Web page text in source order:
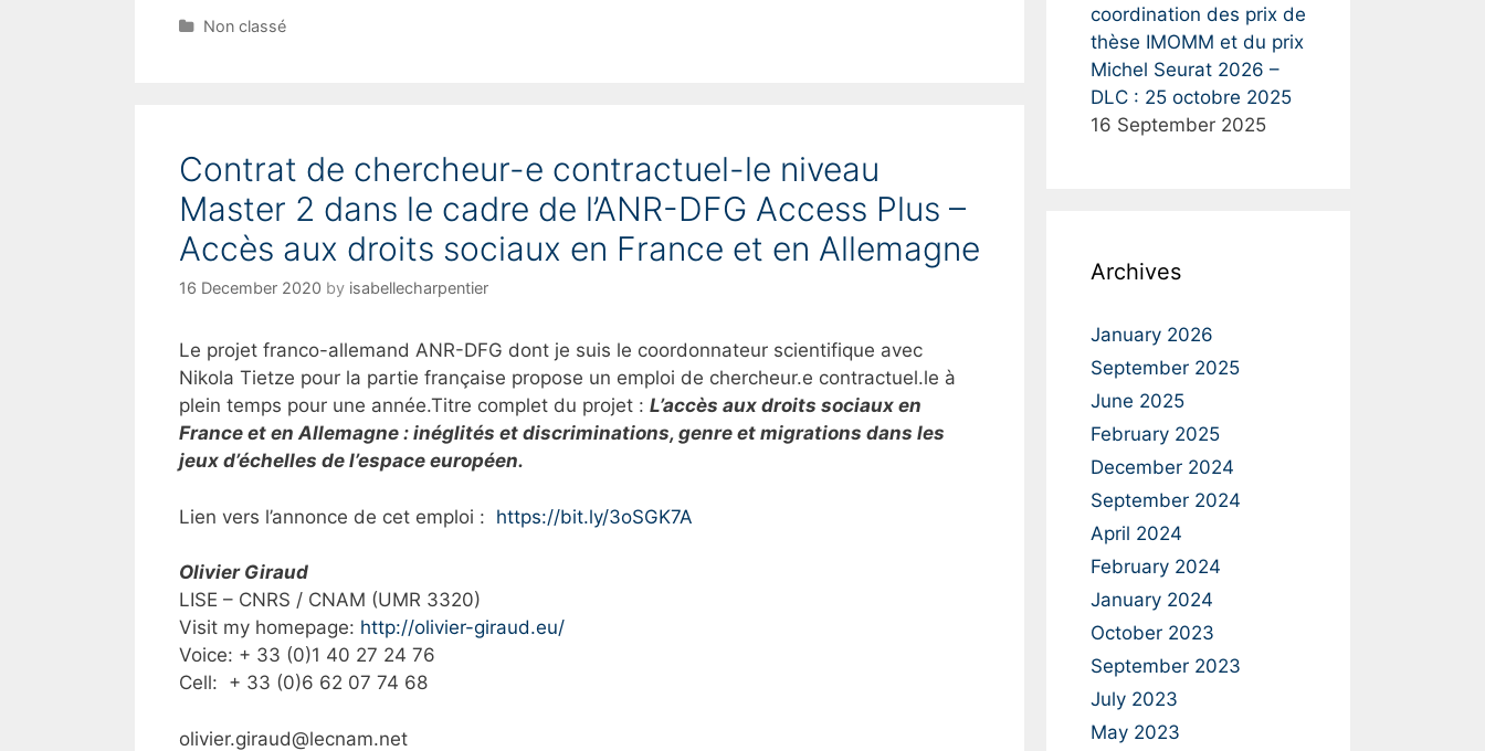
C
r
e
Non classé
Contrat de chercheur-e contractuel-le niveau
Master 2 dans le cadre de l’ANR-DFG Access Plus –
Accès aux droits sociaux en France et en Allemagne
16 December 2020 by isabellecharpentier
Le projet franco-allemand ANR-DFG dont je suis le coordonnateur scientifique avec
Nikola Tietze pour la partie française propose un emploi de chercheur.e contractuel.le à
plein temps pour une année.Titre complet du projet : L’accès aux droits sociaux en
France et en Allemagne : inéglités et discriminations, genre et migrations dans les
jeux d’échelles de l’espace européen.
Lien vers l’annonce de cet emploi : https://bit.ly/3oSGK7A
Olivier Giraud
LISE – CNRS / CNAM (UMR 3320)
Visit my homepage: http://olivier-giraud.eu/
Voice: + 33 (0)1 40 27 24 76
Cell: + 33 (0)6 62 07 74 68
olivier.giraud@lecnam.net
coordination des prix de
thèse IMOMM et du prix
Michel Seurat 2026 –
DLC : 25 octobre 2025
16 September 2025
Archives
January 2026
September 2025
June 2025
February 2025
December 2024
September 2024
April 2024
February 2024
January 2024
October 2023
September 2023
July 2023
May 2023